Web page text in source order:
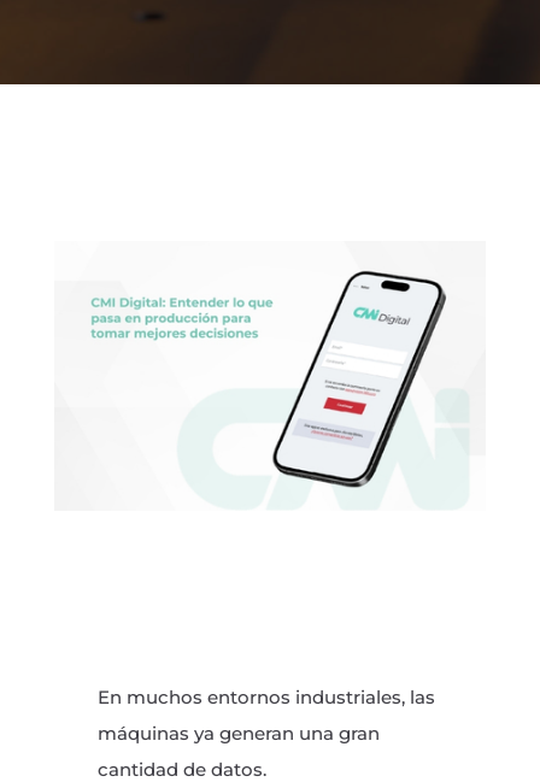
En muchos entornos industriales, las
máquinas ya generan una gran
cantidad de datos.